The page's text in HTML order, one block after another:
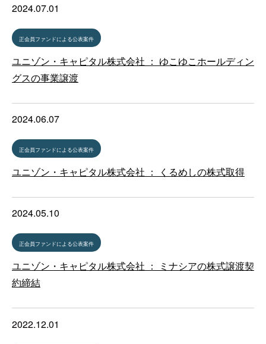
2024.07.01
正会員ファンドによる公表案件
ユニゾン・キャピタル株式会社 ： ゆこゆこホールディン
グスの事業譲渡
2024.06.07
正会員ファンドによる公表案件
ユニゾン・キャピタル株式会社 ： くるめしの株式取得
2024.05.10
正会員ファンドによる公表案件
ユニゾン・キャピタル株式会社 ： ミナシアの株式譲渡契
約締結
2022.12.01